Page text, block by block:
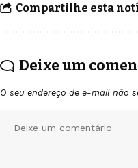
Compartilhe esta
Deixe um
O seu endereço de e-mail não